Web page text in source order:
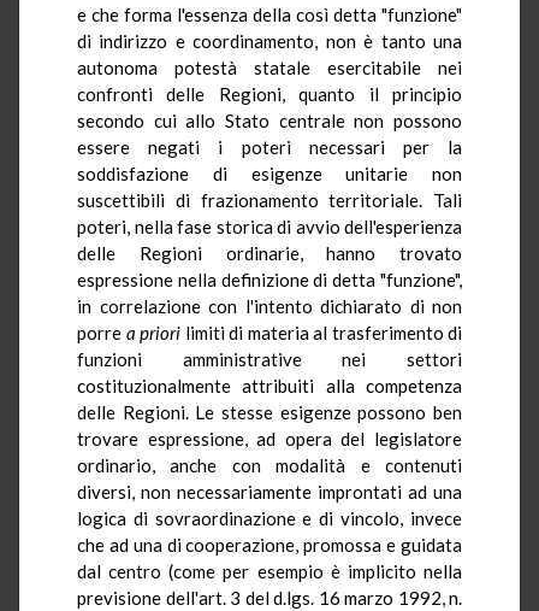
e che forma l'essenza della così detta "funzione"
di indirizzo e coordinamento, non è tanto una
autonoma potestà statale esercitabile nei
confronti delle Regioni, quanto il principio
secondo cui allo Stato centrale non possono
essere negati i poteri necessari per la
soddisfazione di esigenze unitarie non
suscettibili di frazionamento territoriale. Tali
poteri, nella fase storica di avvio dell'esperienza
delle Regioni ordinarie, hanno trovato
espressione nella definizione di detta "funzione",
in correlazione con l'intento dichiarato di non
porre a priori limiti di materia al trasferimento di
funzioni amministrative nei settori
costituzionalmente attribuiti alla competenza
delle Regioni. Le stesse esigenze possono ben
trovare espressione, ad opera del legislatore
ordinario, anche con modalità e contenuti
diversi, non necessariamente improntati ad una
logica di sovraordinazione e di vincolo, invece
che ad una di cooperazione, promossa e guidata
dal centro (come per esempio è implicito nella
previsione dell'art. 3 del d.lgs. 16 marzo 1992, n.